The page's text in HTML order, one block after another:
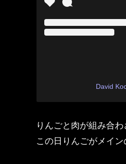
David
りんごと肉が組み合
この日りんごがメイ